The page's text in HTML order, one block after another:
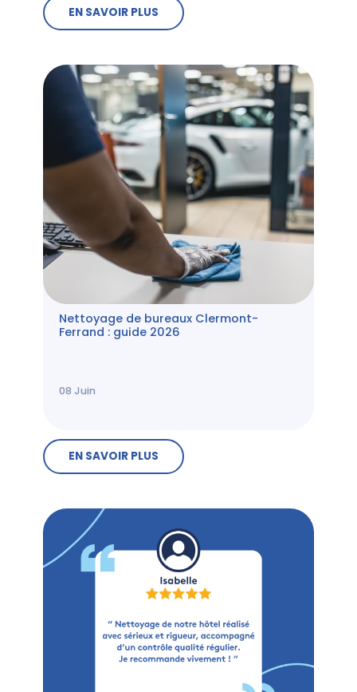
EN SAVOIR PLUS
Nettoyage de bureaux Clermont-
Ferrand : guide 2026
08 Juin
EN SAVOIR PLUS